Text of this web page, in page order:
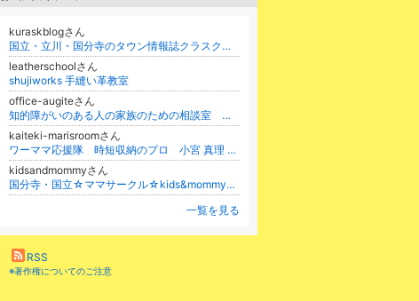
kuraskblogさん
国立・立川・国分寺のタウン情報誌クラスクのクラコロDiary
leatherschoolさん
shujiworks 手縫い革教室
office-augiteさん
知的障がいのある人の家族のための相談室 濱倉千晶のブログ
kaiteki-marisroomさん
ワーママ応援隊 時短収納のプロ 小宮 真理 オフィシャルブログ
kidsandmommyさん
国分寺・国立☆ママサークル☆kids&mommy☆ kids and mothers' assciation in Kokubunji
一覧を見る
RSS
※著作権についてのご注意